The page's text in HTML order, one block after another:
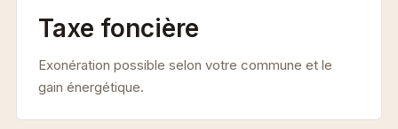
Taxe foncière
Exonération possible selon votre commune et le
gain énergétique.